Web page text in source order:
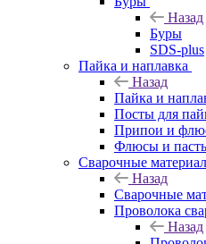
Назад
Буры
SDS-plus
Пайка и наплавка
Назад
Пайка и
Посты для
Припои и
Флюсы и
Сварочные
Назад
Сварочные
Проволока
Назад